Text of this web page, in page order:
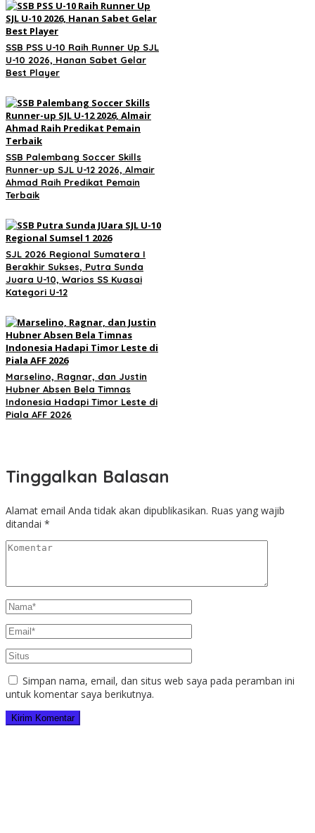
SSB PSS U-10 Raih Runner Up SJL
U-10 2026, Hanan Sabet Gelar
Best Player
SSB Palembang Soccer Skills
Runner-up SJL U-12 2026, Almair
Ahmad Raih Predikat Pemain
Terbaik
SJL 2026 Regional Sumatera I
Berakhir Sukses, Putra Sunda
Juara U-10, Warios SS Kuasai
Kategori U-12
Marselino, Ragnar, dan Justin
Hubner Absen Bela Timnas
Indonesia Hadapi Timor Leste di
Piala AFF 2026
Tinggalkan Balasan
Alamat email Anda tidak akan dipublikasikan. Ruas yang wajib
ditandai *
Simpan nama, email, dan situs web saya pada peramban ini
untuk komentar saya berikutnya.